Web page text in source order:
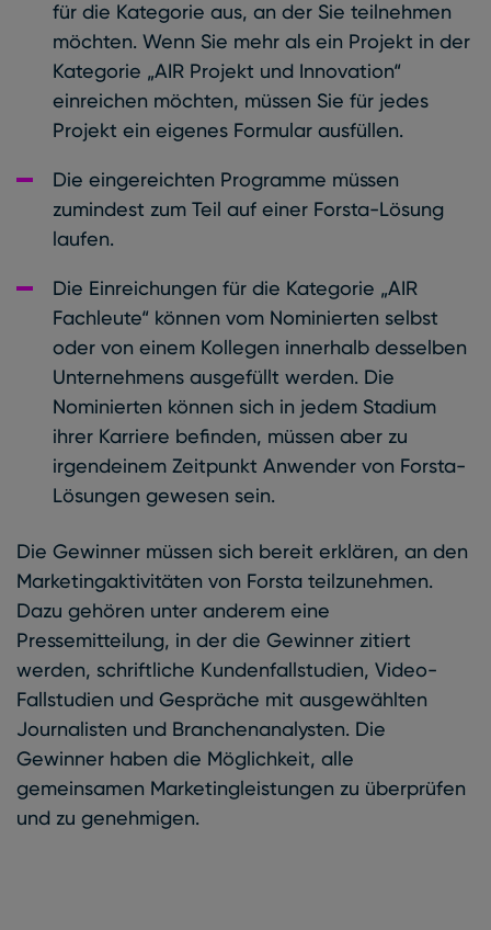
für die Kategorie aus, an der Sie teilnehmen
möchten. Wenn Sie mehr als ein Projekt in der
Kategorie „AIR Projekt und Innovation“
einreichen möchten, müssen Sie für jedes
Projekt ein eigenes Formular ausfüllen.
Die eingereichten Programme müssen
zumindest zum Teil auf einer Forsta-Lösung
laufen.
Die Einreichungen für die Kategorie „AIR
Fachleute“ können vom Nominierten selbst
oder von einem Kollegen innerhalb desselben
Unternehmens ausgefüllt werden. Die
Nominierten können sich in jedem Stadium
ihrer Karriere befinden, müssen aber zu
irgendeinem Zeitpunkt Anwender von Forsta-
Lösungen gewesen sein.
Die Gewinner müssen sich bereit erklären, an den
Marketingaktivitäten von Forsta teilzunehmen.
Dazu gehören unter anderem eine
Pressemitteilung, in der die Gewinner zitiert
werden, schriftliche Kundenfallstudien, Video-
Fallstudien und Gespräche mit ausgewählten
Journalisten und Branchenanalysten. Die
Gewinner haben die Möglichkeit, alle
gemeinsamen Marketingleistungen zu überprüfen
und zu genehmigen.